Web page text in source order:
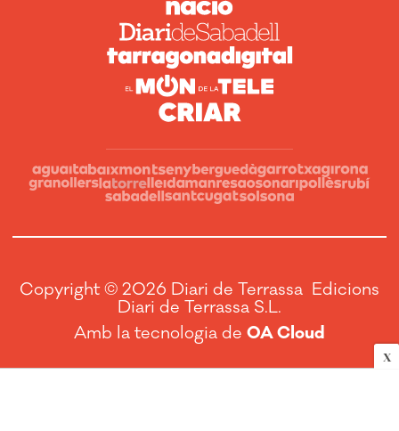
X
Copyright © 2026 Diari de Terrassa Edicions
Diari de Terrassa S.L.
Amb la tecnologia de OA Cloud